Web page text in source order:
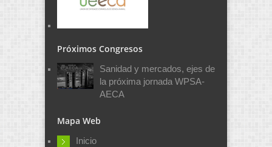
Próximos Congresos
Sanidad y mercados, ejes de
la próxima jornada WPSA-
AECA
Mapa Web
Inicio